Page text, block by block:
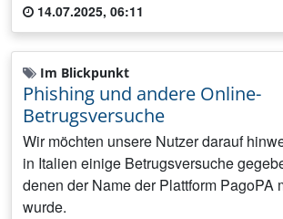
14.07.2025, 06:11
Im Blickpunkt
Phishing und andere Online-
Betrugsversuche
Wir möchten unsere Nutzer darauf
in Italien einige Betrugsversuche
denen der Name der Plattform PagoPA
wurde.